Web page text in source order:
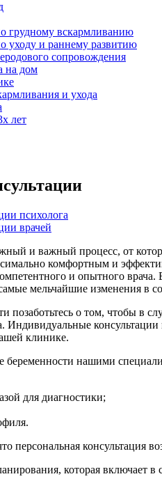
грудному вскармливанию
уходу и раннему развитию
сопровождения
на дом
и ухода
лет
психолога
врачей
и важный процесс, от
комфортным и
и опытного
мельчайшие изменения
позаботьтесь о том, чтобы в
Индивидуальные
клинике.
беременности нашими
для диагностики;
персональная консультация
которая включает